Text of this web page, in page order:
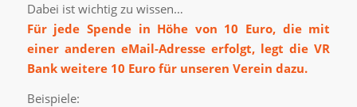
Dabei ist wichtig zu wissen…
Für jede Spende in Höhe von 10 Euro, die mit
einer anderen eMail-Adresse erfolgt, legt die VR
Bank weitere 10 Euro für unseren Verein dazu.
Beispiele: